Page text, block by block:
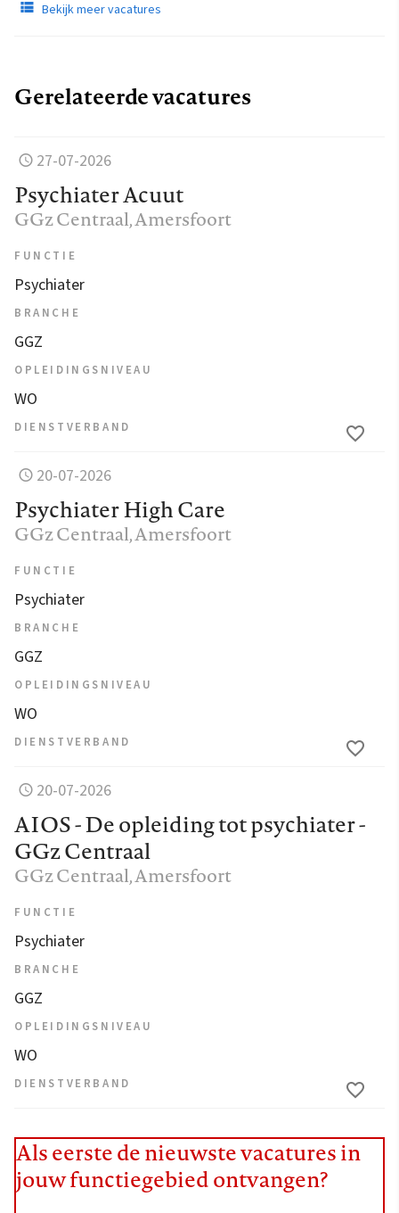
Bekijk meer vacatures
Gerelateerde vacatures
27-07-2026
Psychiater Acuut
GGz Centraal, Amersfoort
FUNCTIE
Psychiater
BRANCHE
GGZ
OPLEIDINGSNIVEAU
WO
DIENSTVERBAND
20-07-2026
Psychiater High Care
GGz Centraal, Amersfoort
FUNCTIE
Psychiater
BRANCHE
GGZ
OPLEIDINGSNIVEAU
WO
DIENSTVERBAND
20-07-2026
AIOS - De opleiding tot psychiater -
GGz Centraal
GGz Centraal, Amersfoort
FUNCTIE
Psychiater
BRANCHE
GGZ
OPLEIDINGSNIVEAU
WO
DIENSTVERBAND
Als eerste de nieuwste vacatures in
jouw functiegebied ontvangen?